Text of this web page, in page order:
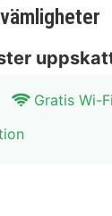
km
- 20,2 km
Gratis Wi-Fi